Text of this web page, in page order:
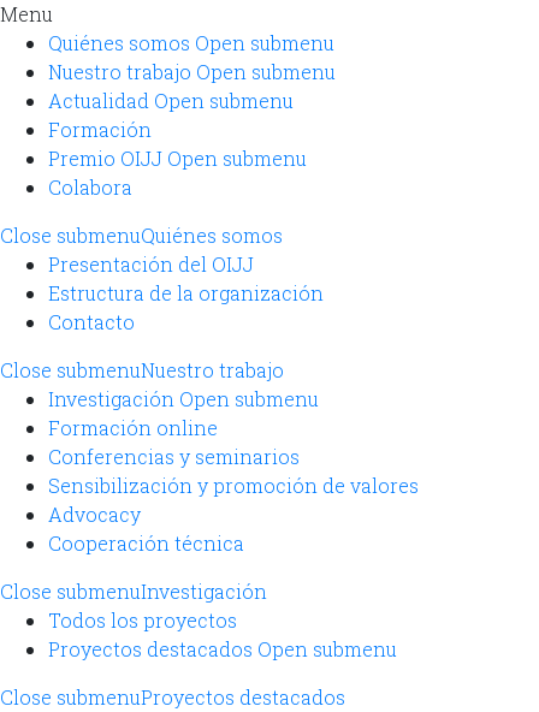
Menu
Quiénes somos Open submenu
Nuestro trabajo Open submenu
Actualidad Open submenu
Formación
Premio OIJJ Open submenu
Colabora
Close submenuQuiénes somos
Presentación del OIJJ
Estructura de la organización
Contacto
Close submenuNuestro trabajo
Investigación Open submenu
Formación online
Conferencias y seminarios
Sensibilización y promoción de valores
Advocacy
Cooperación técnica
Close submenuInvestigación
Todos los proyectos
Proyectos destacados Open submenu
Close submenuProyectos destacados